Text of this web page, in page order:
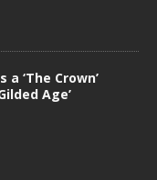
a ‘The Crown’
Age’